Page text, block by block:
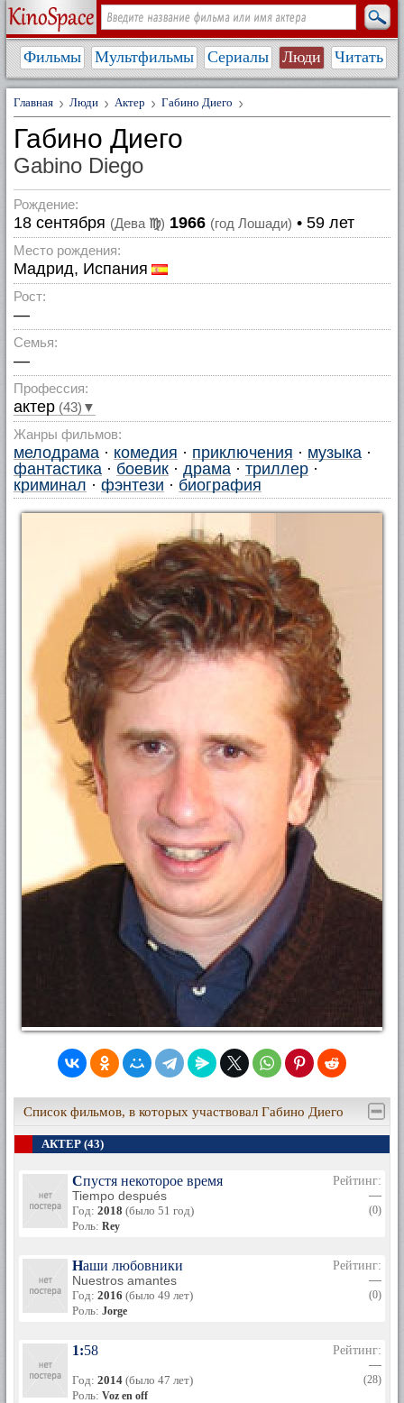
Фильмы Мультфильмы Сериалы Люди Читать
Главная Люди Актер Габино Диего
Габино Диего
Gabino Diego
Рождение:
18 сентября (Дева ♍) 1966 (год Лошади) • 59 лет
Место рождения:
Мадрид, Испания
Рост:
—
Семья:
—
Профессия:
актер (43)▼
Жанры фильмов:
мелодрама · комедия · приключения · музыка ·
фантастика · боевик · драма · триллер ·
криминал · фэнтези · биография
Список фильмов, в которых участвовал Габино Диего
АКТЕР (43)
Спустя некоторое время
Tiempo después
Год: 2018 (было 51 год)
Роль: Rey
Рейтинг:
—
(0)
Наши любовники
Nuestros amantes
Год: 2016 (было 49 лет)
Роль: Jorge
Рейтинг:
—
(0)
1:58
Год: 2014 (было 47 лет)
Роль: Voz en off
Рейтинг:
—
(28)